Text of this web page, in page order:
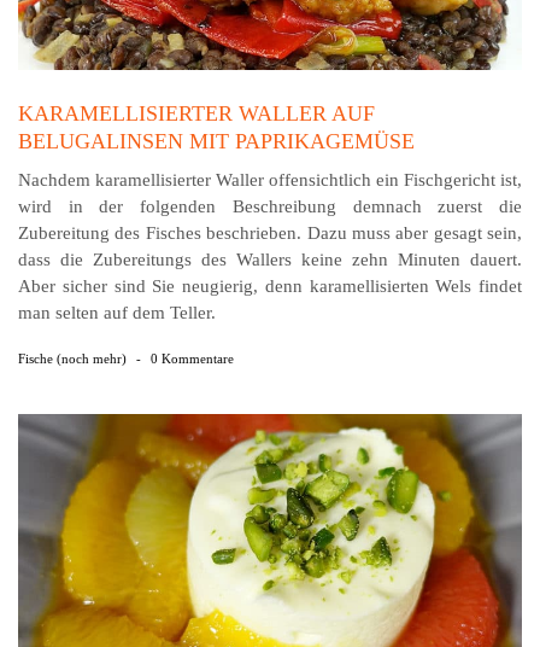
KARAMELLISIERTER WALLER AUF
BELUGALINSEN MIT PAPRIKAGEMÜSE
Nachdem karamellisierter Waller offensichtlich ein Fisch­gericht ist,
wird in der folgenden Beschreibung dem­nach zuerst die
Zubereitung des Fisches beschrieben. Dazu muss aber gesagt sein,
dass die Zubereitungs des Wallers keine zehn Minuten dauert.
Aber sicher sind Sie neu­gierig, denn karamellisierten Wels findet
man selten auf dem Teller.
Fische (noch mehr) - 0 Kommentare